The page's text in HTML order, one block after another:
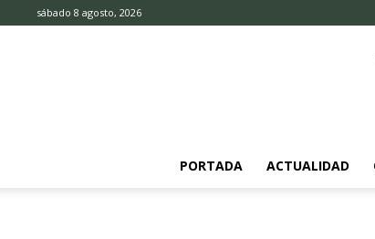
sábado 8 agosto, 2026
PORTADA ACTUALIDAD